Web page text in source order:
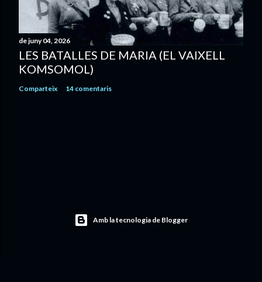
r
a
d
a
de juny 04, 2026
LES BATALLES DE MARIA (EL VAIXELL
KOMSOMOL)
Comparteix 14 comentaris
Amb la tecnologia de Blogger